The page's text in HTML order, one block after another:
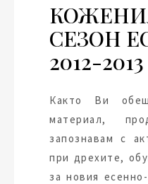
СЕЗОН
2012-
Както Ви
материал,
запознавам с
при дрехите,
за новия